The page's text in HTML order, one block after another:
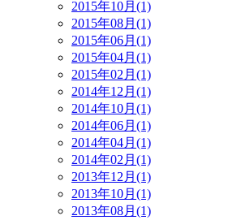
2015年10月(1)
2015年08月(1)
2015年06月(1)
2015年04月(1)
2015年02月(1)
2014年12月(1)
2014年10月(1)
2014年06月(1)
2014年04月(1)
2014年02月(1)
2013年12月(1)
2013年10月(1)
2013年08月(1)